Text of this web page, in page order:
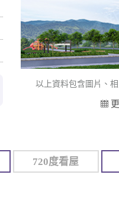
以上資料包含圖片、
720度看屋